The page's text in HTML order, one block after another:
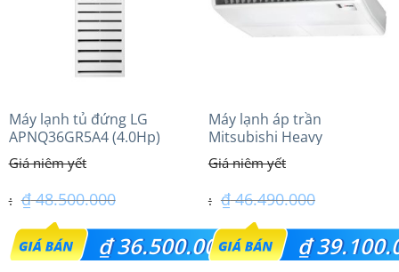
Máy lạnh tủ đứng LG
APNQ36GR5A4 (4.0Hp)
inverter
₫48.500.000
Giá
gốc
₫36.500.000
Máy lạnh áp trần
Mitsubishi Heavy
FDE100VG (4.0Hp) Cao cấp
– 1 Pha
₫46.490.000
Giá
gốc
₫